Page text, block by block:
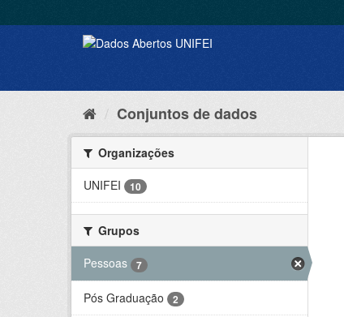
Conjuntos de dados
Organizações
UNIFEI
10
Grupos
Pessoas
7
Pós Graduação 2